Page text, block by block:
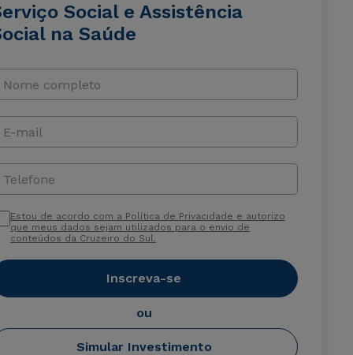
Social e Assistência
na Saúde
Nome completo
E-mail
Telefone
Estou de acordo com a Política de Privacidade e autorizo
que meus dados sejam utilizados para o envio de
conteúdos da Cruzeiro do Sul.
Inscreva-se
ou
Simular Investimento